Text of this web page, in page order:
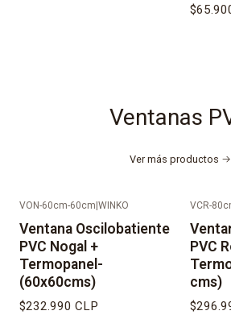
Ventanas
Ver más productos
VON-60cm-60cm WINKO
Ventana Oscilobatiente
PVC Nogal +
Termopanel-
(60x60cms)
$232.990 CLP
VCR-
PVC
cms)